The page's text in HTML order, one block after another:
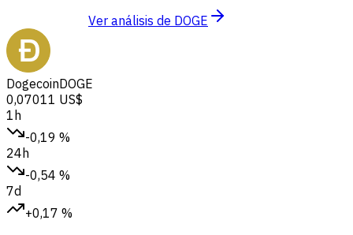
Ver análisis de DOGE
DogecoinDOGE
0,07011 US$
1h
-0,19 %
24h
-0,54 %
7d
+0,17 %